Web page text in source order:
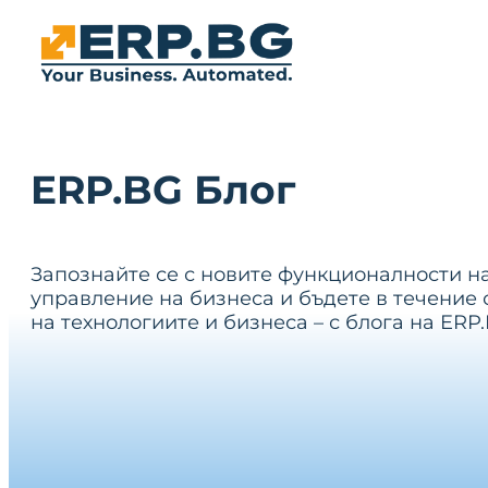
ERP.BG Блог
Запознайте се с новите функционалности
управление на бизнеса и бъдете в течение
на технологиите и бизнеса – с блога на